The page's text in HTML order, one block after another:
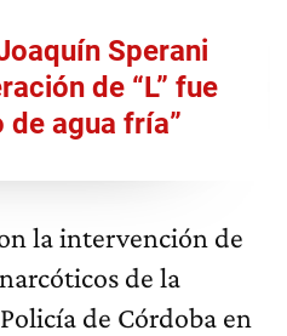
Sperani
de “L” fue
de agua fría”
la intervención de
de la
de Córdoba en